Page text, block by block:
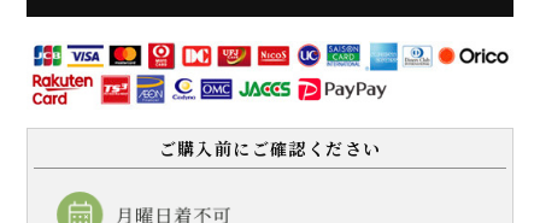
ご購入前にご確認ください